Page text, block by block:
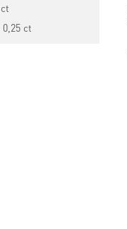
ct